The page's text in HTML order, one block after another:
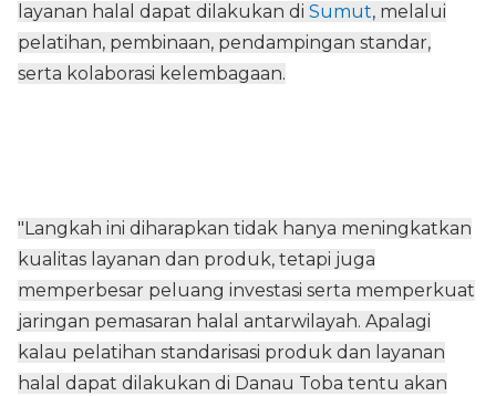
layanan halal dapat dilakukan di Sumut, melalui
pelatihan, pembinaan, pendampingan standar,
serta kolaborasi kelembagaan.
"Langkah ini diharapkan tidak hanya meningkatkan
kualitas layanan dan produk, tetapi juga
memperbesar peluang investasi serta memperkuat
jaringan pemasaran halal antarwilayah. Apalagi
kalau pelatihan standarisasi produk dan layanan
halal dapat dilakukan di Danau Toba tentu akan